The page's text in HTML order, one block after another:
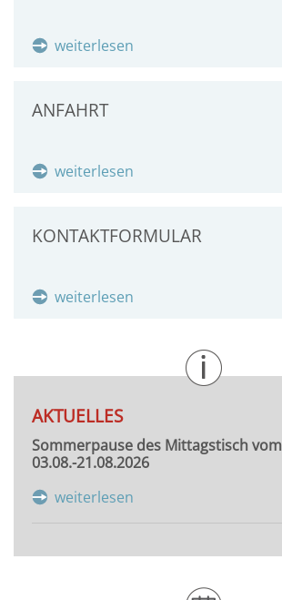
weiterlesen
ANFAHRT
weiterlesen
KONTAKTFORMULAR
weiterlesen
AKTUELLES
Sommerpause des Mittagstisch vom
03.08.-21.08.2026
weiterlesen